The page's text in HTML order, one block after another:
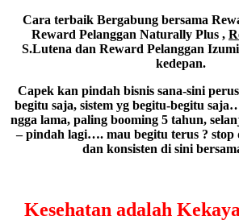
Cara terbaik Bergabung bersama
Reward Pelanggan Naturally Plus ,
S.Lutena dan Reward Pelanggan
kedepan.
Capek kan pindah bisnis sana-sini
begitu saja, sistem yg begitu-begitu
ngga lama, paling booming 5 tahun,
– pindah lagi…. mau begitu terus ? stop
dan konsisten di sini
Kesehatan adalah